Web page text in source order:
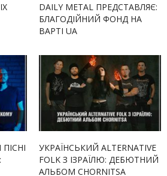
DAILY METAL ПРЕДСТАВЛЯЄ:
БЛАГОДІЙНИЙ ФОНД НА
ВАРТІ UA
УКРАЇНСЬКИЙ ALTERNATIVE
FOLK З ІЗРАЇЛЮ: ДЕБЮТНИЙ
АЛЬБОМ CHORNITSA